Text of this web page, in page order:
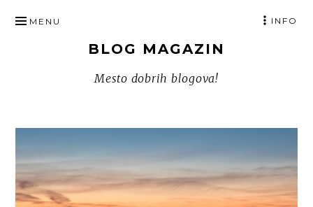
TO
BLOG MAGAZIN
Mesto dobrih blogova!
MENU INFO